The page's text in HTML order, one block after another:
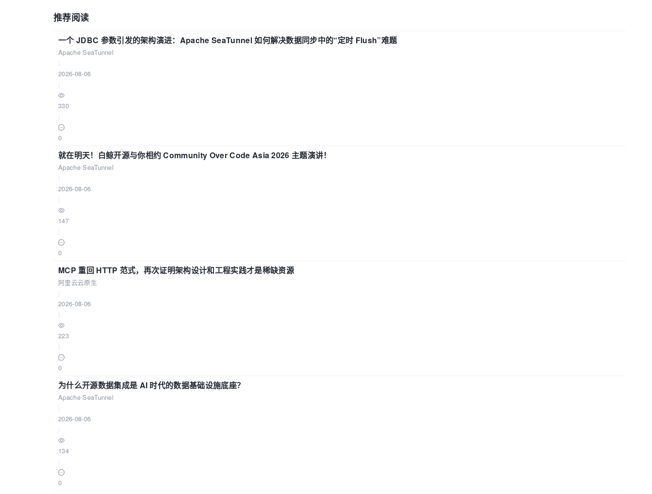
推荐阅读
一个 JDBC 参数引发的架构演进：Apache SeaTunnel 如何解决数据同步中的“定时 Flush”难题
Apache SeaTunnel
2026-08-06
330
0
就在明天！白鲸开源与你相约 Community Over Code Asia 2026 主题演讲！
Apache SeaTunnel
2026-08-06
147
0
MCP 重回 HTTP 范式，再次证明架构设计和工程实践才是稀缺资源
阿里云云原生
2026-08-06
223
0
为什么开源数据集成是 AI 时代的数据基础设施底座？
Apache SeaTunnel
2026-08-06
134
0